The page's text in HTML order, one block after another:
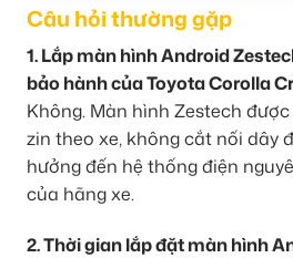
Câu hỏi thường gặp
1. Lắp màn hình Android
bảo hành của Toyota Corolla
Không. Màn hình Zestech
zin theo xe, không cắt nối dây
hưởng đến hệ thống điện
của hãng xe.
2. Thời gian lắp đặt màn hình